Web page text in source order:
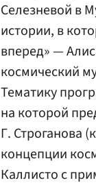
Селезневой в
истории, в
вперед» —
космический
Тематику
на которой
Г. Строганова
концепции
Каллисто с